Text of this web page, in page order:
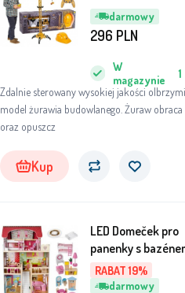
darmowy
+KASK
Zdalnie sterowany wysokiej jakości olbrzymi
model żurawia budowlanego. Żuraw obraca
oraz opuszcz
W
magazynie
1
296 PLN
Kup
RABAT 19%
darmowy
LED Domeček pro
panenky s
příslušenstvím XXL
Kruzzel 11251